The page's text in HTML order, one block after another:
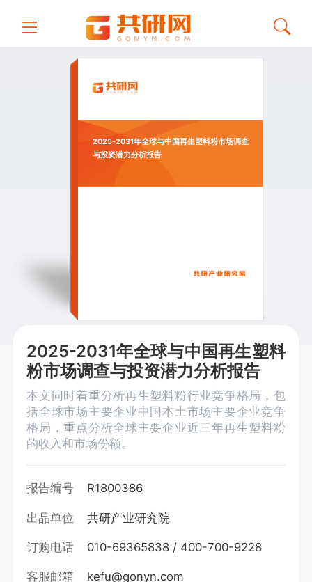
2025-2031年全球与中国再生塑料粉市场调查
与投资潜力分析报告
2025-2031年全球与中国再生塑料
粉市场调查与投资潜力分析报告
本文同时着重分析再生塑料粉行业竞争格局，包
括全球市场主要企业中国本土市场主要企业竞争
格局，重点分析全球主要企业近三年再生塑料粉
的收入和市场份额。
报告编号 R1800386
出品单位 共研产业研究院
订购电话 010-69365838 / 400-700-9228
客服邮箱 kefu@gonyn.com